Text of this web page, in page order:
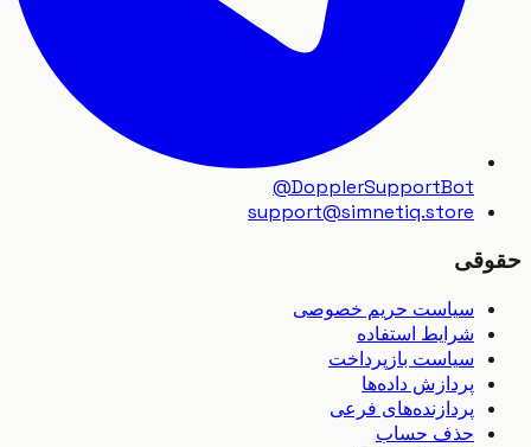
@DopplerSupportBot
support@simnetiq.store
سیاست حریم خصوصی
شرایط استفاده
سیاست بازپرداخت
پردازش داده‌ها
پردازنده‌های فرعی
حذف حساب